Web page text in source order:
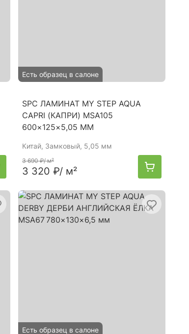
Есть образец в салоне
SPC ЛАМИНАТ MY STEP AQUA
CAPRI (КАПРИ) MSA105
600×125×5,05 ММ
Китай, Замковый, 5,05 мм
3 690 ₽/ м²
3 320 ₽/ м²
Есть образец в салоне